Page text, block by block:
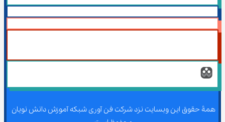
همۀ حقوق این وبسایت نزد شرکت فن آوری شبکه آموزش دانش نویان